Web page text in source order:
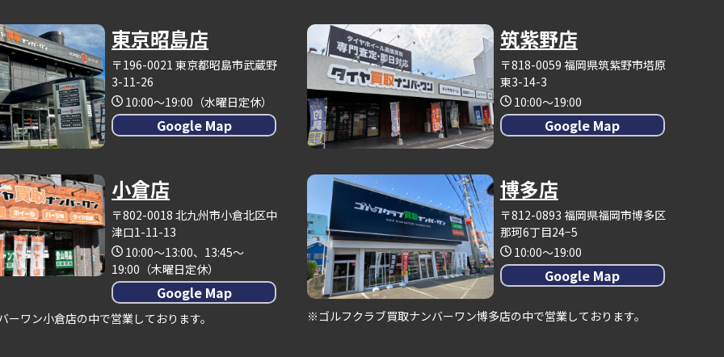
東京昭島店
〒196-0021 東京都昭島市武蔵野
3-11-26
10:00～19:00（水曜日定休）
Google Map
筑紫野店
〒818-0059 福岡県筑紫野市塔原
東3-14-3
10:00～19:00
Google Map
小倉店
〒802-0018 北九州市小倉北区中
津口1-11-13
10:00～13:00、13:45～
19:00（木曜日定休）
Google Map
ワン小倉店の中で営業しております。
博多店
〒812-0893 福岡県福岡市博多区
那珂6丁目24−5
10:00～19:00
Google Map
※ゴルフクラブ買取ナンバーワン博多店の中で営業しております。